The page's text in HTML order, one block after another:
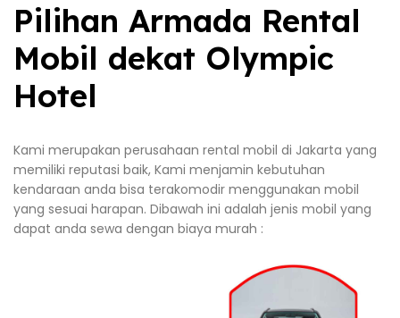
Pilihan Armada Rental
Mobil dekat Olympic
Hotel
Kami merupakan perusahaan rental mobil di Jakarta yang
memiliki reputasi baik, Kami menjamin kebutuhan
kendaraan anda bisa terakomodir menggunakan mobil
yang sesuai harapan. Dibawah ini adalah jenis mobil yang
dapat anda sewa dengan biaya murah :